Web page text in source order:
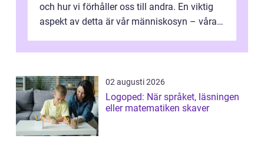
och hur vi förhåller oss till andra. En viktig
aspekt av detta är vår människosyn – våra
02 augusti 2026
Logoped: När språket, läsningen
eller matematiken skaver